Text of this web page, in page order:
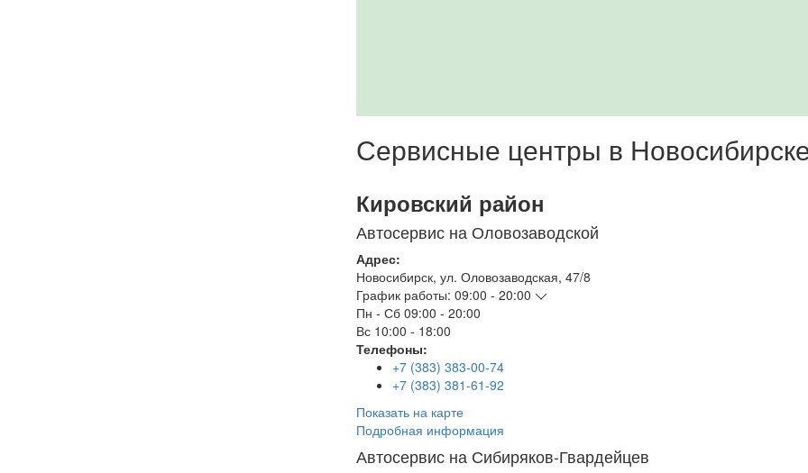
Сервисные центры в
Кировский район
Автосервис на Оловозаводской
Адрес:
Новосибирск, ул. Оловозаводская, 47/8
График работы: 09:00 - 20:00
Пн - Сб 09:00 - 20:00
Вс 10:00 - 18:00
Телефоны:
+7 (383) 383-00-74
+7 (383) 381-61-92
Показать на карте
Подробная информация
Автосервис на Сибиряков-Гвардейцев